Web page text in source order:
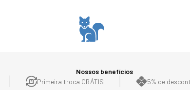
Nossos benefícios
Primeira troca GRÁTIS 5% de